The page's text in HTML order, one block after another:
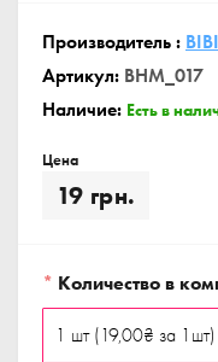
Производитель :
Артикул: BHM_017
Наличие: Есть в
Цена
19 грн.
* Количество в